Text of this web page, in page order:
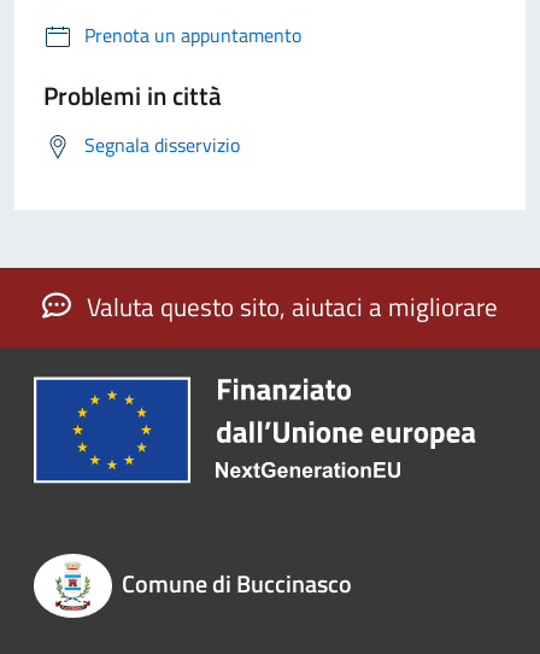
Prenota un appuntamento
Problemi in città
Segnala disservizio
Valuta questo sito, aiutaci a migliorare
Comune di Buccinasco